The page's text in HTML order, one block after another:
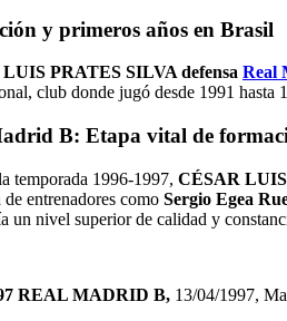
y primeros años en Brasil
PRATES SILVA defensa Real
, club donde jugó desde 1991 hasta
B: Etapa vital de
temporada 1996-1997, CÉSAR
entrenadores como Sergio Egea
un nivel superior de calidad y
REAL MADRID B, 13/04/1997,